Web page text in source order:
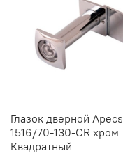
Глазок дверной Apecs
1516/70-130-CR хром
Квадратный